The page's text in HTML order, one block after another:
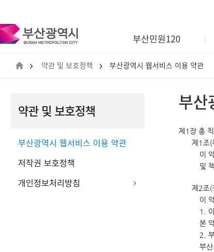
산
광
역
BUSAN
METROPOLITAN
부산민원120
약관 및 보호정책 부산광역시 웹서비스 이용 약관
약관 및 보호정책
부산광역시 웹서비스 이용 약관
저작권 보호정책
개인정보처리방침
부산
제1장 총 칙
제1조(
이
및
제2조(
이
1.
본
2.
부